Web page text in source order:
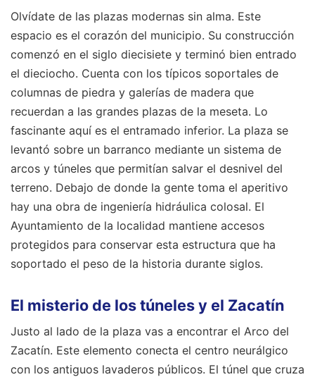
Olvídate de las plazas modernas sin alma. Este
espacio es el corazón del municipio. Su construcción
comenzó en el siglo diecisiete y terminó bien entrado
el dieciocho. Cuenta con los típicos soportales de
columnas de piedra y galerías de madera que
recuerdan a las grandes plazas de la meseta. Lo
fascinante aquí es el entramado inferior. La plaza se
levantó sobre un barranco mediante un sistema de
arcos y túneles que permitían salvar el desnivel del
terreno. Debajo de donde la gente toma el aperitivo
hay una obra de ingeniería hidráulica colosal. El
Ayuntamiento de la localidad mantiene accesos
protegidos para conservar esta estructura que ha
soportado el peso de la historia durante siglos.
El misterio de los túneles y el Zacatín
Justo al lado de la plaza vas a encontrar el Arco del
Zacatín. Este elemento conecta el centro neurálgico
con los antiguos lavaderos públicos. El túnel que cruza